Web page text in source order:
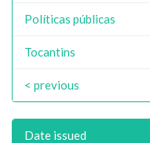
Políticas públicas
Tocantins
< previous
Date issued